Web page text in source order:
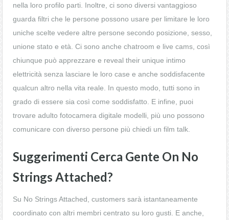
nella loro profilo parti. Inoltre, ci sono diversi vantaggioso
guarda filtri che le persone possono usare per limitare le loro
uniche scelte vedere altre persone secondo posizione, sesso,
unione stato e età. Ci sono anche chatroom e live cams, così
chiunque può apprezzare e reveal their unique intimo
elettricità senza lasciare le loro case e anche soddisfacente
qualcun altro nella vita reale. In questo modo, tutti sono in
grado di essere sia così come soddisfatto. E infine, puoi
trovare adulto fotocamera digitale modelli, più uno possono
comunicare con diverso persone più chiedi un film talk.
Suggerimenti Cerca Gente On No
Strings Attached?
Su No Strings Attached, customers sarà istantaneamente
coordinato con altri membri centrato su loro gusti. E anche,